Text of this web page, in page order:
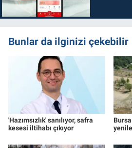
Bunlar da ilginizi çekebilir
'Hazımsızlık' sanılıyor, safra
kesesi iltihabı çıkıyor